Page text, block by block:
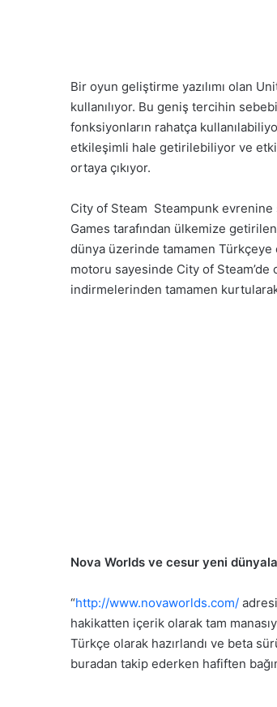
Bir oyun geliştirme yazılımı olan
kullanılıyor. Bu geniş tercihin
fonksiyonların rahatça
etkileşimli hale getirilebiliyor ve
ortaya çıkıyor.
City of Steam Steampunk evrenine
Games tarafından ülkemize
dünya üzerinde tamamen Türkçeye
motoru sayesinde City of
indirmelerinden tamamen
Nova Worlds ve cesur yeni
“http://www.novaworlds.com/
hakikatten içerik olarak tam
Türkçe olarak hazırlandı ve beta
buradan takip ederken hafiften